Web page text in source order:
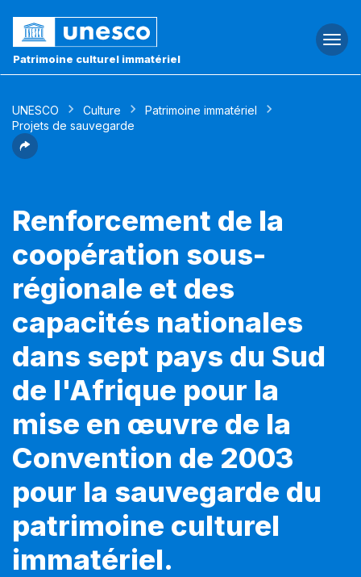
Patrimoine culturel immatériel
UNESCO Culture
Patrimoine immatériel
Projets de sauvegarde
Renforcement de la
coopération sous-
régionale et des
capacités nationales
dans sept pays du Sud
de l'Afrique pour la
mise en œuvre de la
Convention de 2003
pour la sauvegarde du
patrimoine culturel
immatériel.